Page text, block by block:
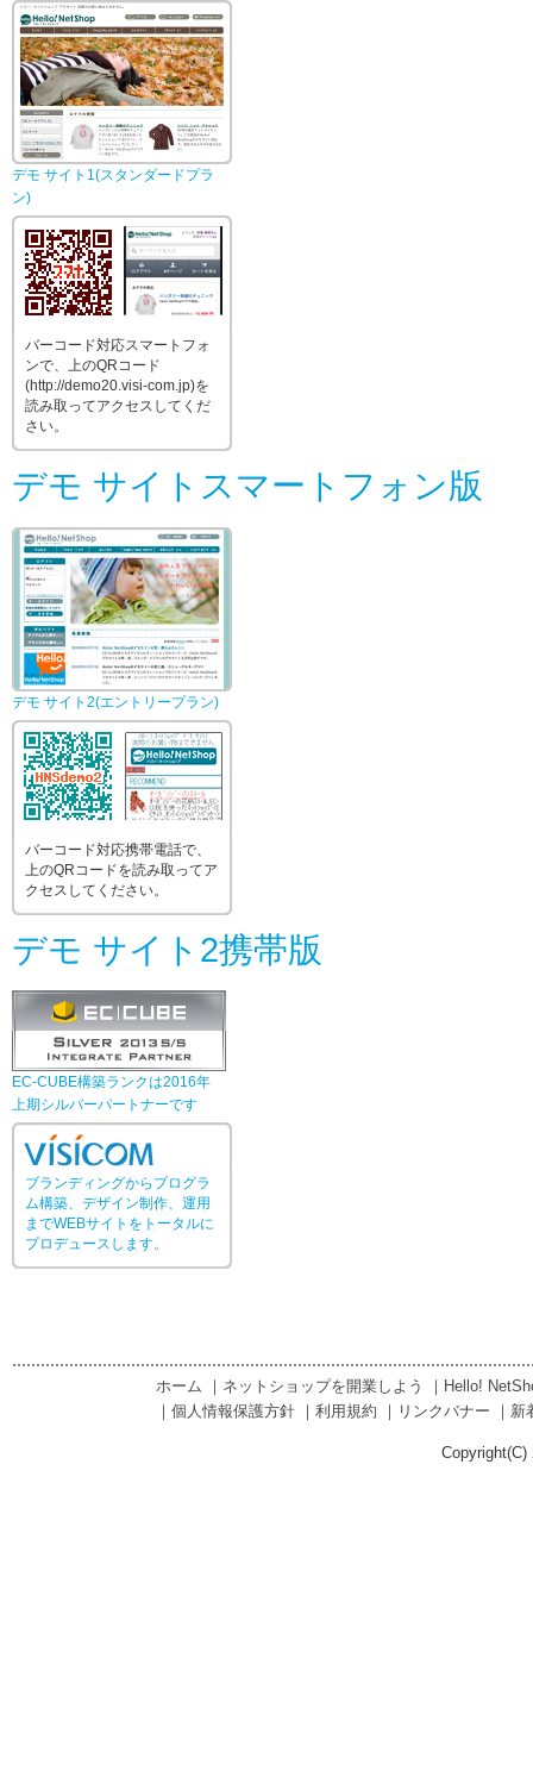
デモ サイト1(スタンダードプラ
ン)
バーコード対応スマートフォ
ンで、上のQRコード
(http://demo20.visi-com.jp)を
読み取ってアクセスしてくだ
さい。
デモ サイトスマートフォン版
デモ サイト2(エントリープラン)
バーコード対応携帯電話で、
上のQRコードを読み取ってア
クセスしてください。
デモ サイト2携帯版
EC-CUBE構築ランクは2016年
上期シルバーパートナーです
ブランディングからプログラ
ム構築、デザイン制作、運用
までWEBサイトをトータルに
プロデュースします。
ホーム ｜ ネットショップを開業しよう ｜ Hello!
｜ 個人情報保護方針 ｜ 利用規約 ｜ リンクバナー ｜ 新